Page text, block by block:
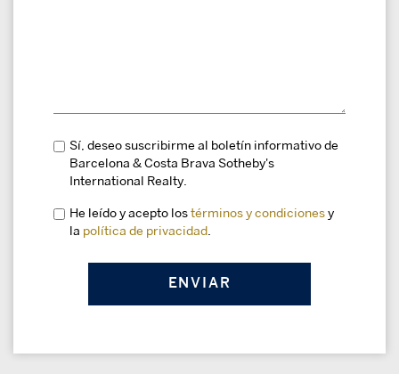
Sí, deseo suscribirme al boletín informativo de
Barcelona & Costa Brava Sotheby's
International Realty.
He leído y acepto los términos y condiciones y
la política de privacidad